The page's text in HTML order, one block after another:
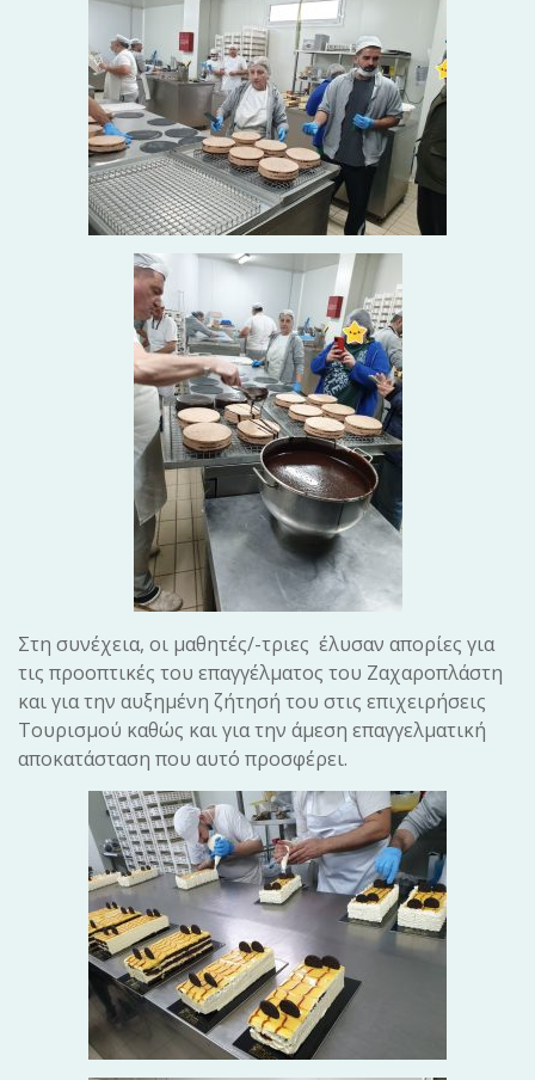
Στη συνέχεια, οι μαθητές/-τριες έλυσαν απορίες για
τις προοπτικές του επαγγέλματος του Ζαχαροπλάστη
και για την αυξημένη ζήτησή του στις επιχειρήσεις
Τουρισμού καθώς και για την άμεση επαγγελματική
αποκατάσταση που αυτό προσφέρει.